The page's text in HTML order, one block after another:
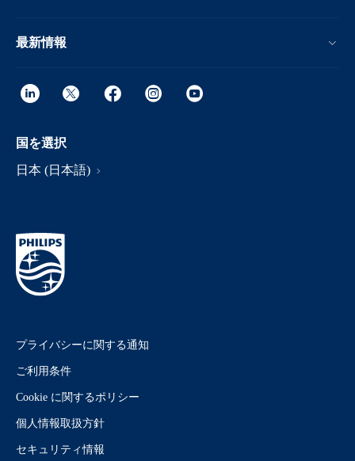
最新情報
国を選択
日本 (日本語)
プライバシーに関する通知
ご利用条件
Cookie に関するポリシー
個人情報取扱方針
セキュリティ情報